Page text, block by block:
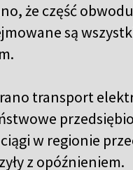
że część
są
rano transport
w regionie
z opóźnieniem.